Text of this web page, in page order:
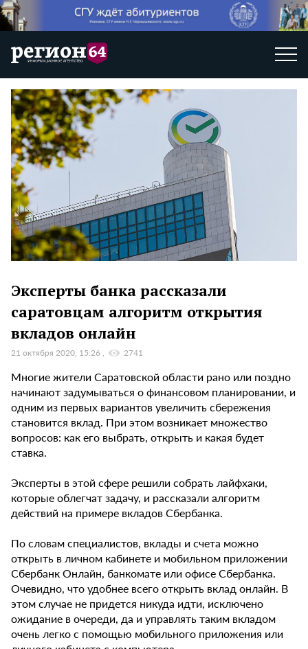
Эксперты банка рассказали
саратовцам алгоритм открытия
вкладов онлайн
21 октября 2020, 15:26 2741
Многие жители Саратовской области рано или поздно
начинают задумываться о финансовом планировании, и
одним из первых вариантов увеличить сбережения
становится вклад. При этом возникает множество
вопросов: как его выбрать, открыть и какая будет
ставка.
Эксперты в этой сфере решили собрать лайфхаки,
которые облегчат задачу, и рассказали алгоритм
действий на примере вкладов Сбербанка.
По словам специалистов, вклады и счета можно
открыть в личном кабинете и мобильном приложении
Сбербанк Онлайн, банкомате или офисе Сбербанка.
Очевидно, что удобнее всего открыть вклад онлайн. В
этом случае не придется никуда идти, исключено
ожидание в очереди, да и управлять таким вкладом
очень легко с помощью мобильного приложения или